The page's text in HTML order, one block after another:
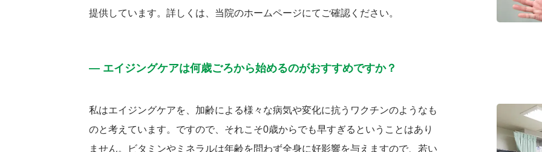
提供しています。詳しくは、当院のホームページにてご確認ください。
― エイジングケアは何歳ごろから始めるのがおすすめですか？
私はエイジングケアを、加齢による様々な病気や変化に抗うワクチンのようなも
のと考えています。ですので、それこそ0歳からでも早すぎるということはあり
ません。ビタミンやミネラルは年齢を問わず全身に好影響を与えますので、若い